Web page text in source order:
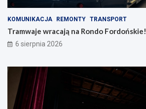
KOMUNIKACJA REMONTY TRANSPORT
Tramwaje wracają na Rondo Fordońskie!
6 sierpnia 2026